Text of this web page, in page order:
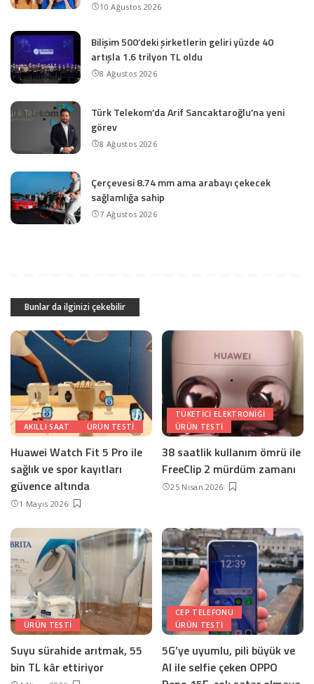
10 Ağustos 2026
Bilişim 500’deki şirketlerin geliri yüzde 40
artışla 1.6 trilyon TL oldu
8 Ağustos 2026
Türk Telekom’da Arif Sancaktaroğlu’na yeni
görev
8 Ağustos 2026
Çerçevesi 8.74 mm ama arabayı çekecek
sağlamlığa sahip
7 Ağustos 2026
Bunlar da ilginizi çekebilir
AKILLI SAAT ÜRÜN TESTI
Huawei Watch Fit 5 Pro ile
sağlık ve spor kayıtları
güvence altında
1 Mayıs 2026
TÜKETICI ELEKTRONIĞI
ÜRÜN TESTI
38 saatlik kullanım ömrü ile
FreeClip 2 mürdüm zamanı
25 Nisan 2026
ÜRÜN TESTI
Suyu sürahide arıtmak, 55
bin TL kâr ettiriyor
CEP TELEFONU
ÜRÜN TESTI
5G’ye uyumlu, pili büyük ve
AI ile selfie çeken OPPO